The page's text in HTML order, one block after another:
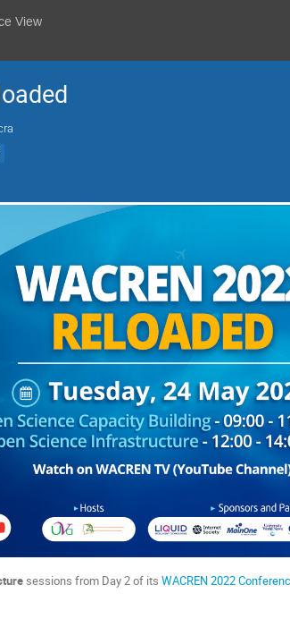
View
sessions from Day 2 of itsWACREN 2022